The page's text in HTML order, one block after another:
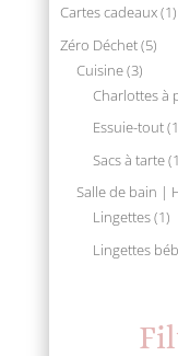
Cartes cadeaux 11
Zéro Déchet 55
Cuisine 33
Charlottes à
Essuie-tout 1
Sacs à tarte 1
Salle de bain |
Lingettes 11
Lingettes